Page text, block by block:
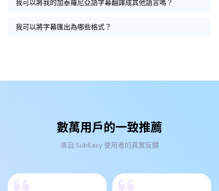
我可以將我的加泰羅尼亞語字幕翻譯成其他語言嗎？
我可以將字幕匯出為哪些格式？
數萬用戶的一致推薦
來自 SubEasy 使用者的真實反饋